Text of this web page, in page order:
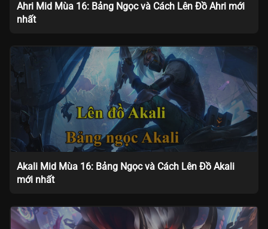
Ahri Mid Mùa 16: Bảng Ngọc và Cách Lên Đồ Ahri mới
nhất
Akali Mid Mùa 16: Bảng Ngọc và Cách Lên Đồ Akali
mới nhất